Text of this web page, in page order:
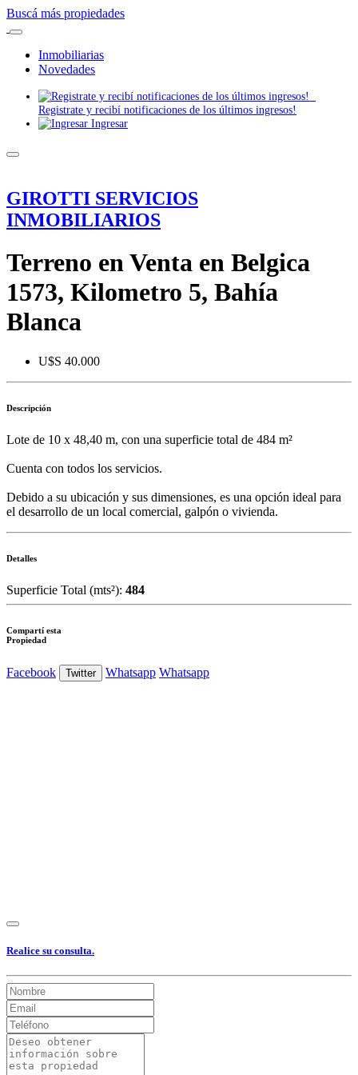
Buscá más propiedades
Inmobiliarias
Novedades
Registrate y recibí notificaciones de los últimos ingresos!
Ingresar
GIROTTI SERVICIOS
INMOBILIARIOS
Terreno en Venta en Belgica
1573, Kilometro 5, Bahía
Blanca
U$S 40.000
Descripción
Lote de 10 x 48,40 m, con una superficie total de 484 m²
Cuenta con todos los servicios.
Debido a su ubicación y sus dimensiones, es una opción ideal para
el desarrollo de un local comercial, galpón o vivienda.
Detalles
Superficie Total (mts²): 484
Compartí esta
Propiedad
Facebook Twitter Whatsapp Whatsapp
Realice su consulta.